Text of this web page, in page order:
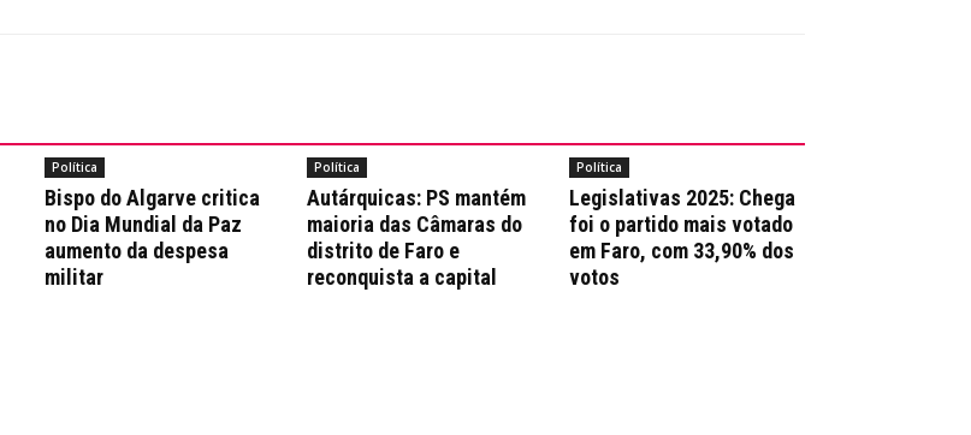
Política
Bispo do Algarve critica
no Dia Mundial da Paz
aumento da despesa
militar
Política
Autárquicas: PS mantém
maioria das Câmaras do
distrito de Faro e
reconquista a capital
Política
Legislativas 2025: Chega
foi o partido mais votado
em Faro, com 33,90% dos
votos